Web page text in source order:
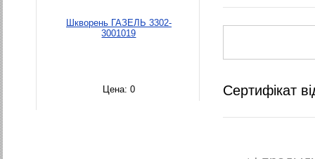
Шкворень ГАЗЕЛЬ 3302-
3001019
Цена: 0 Сертифікат